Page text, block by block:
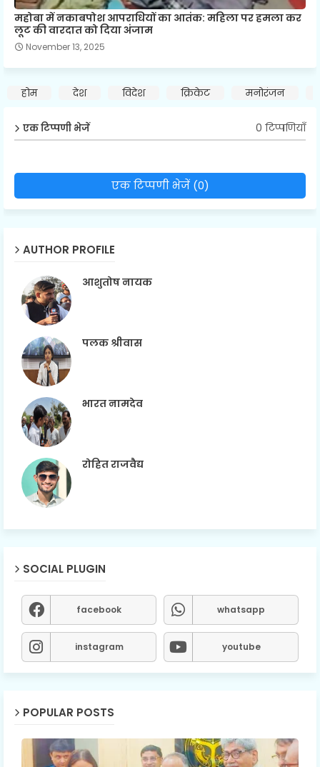
महोबा में नकाबपोश आपराधियों का आतंक: महिला पर हमला कर
लूट की वारदात को दिया अंजाम
November 13, 2025
होम देश विदेश क्रिकेट मनोरंजन
एक टिप्पणी भेजें 0 टिप्पणियाँ
एक टिप्पणी भेजें (0)
AUTHOR PROFILE
आशुतोष नायक
पलक श्रीवास
भारत नामदेव
रोहित राजवैद्य
SOCIAL PLUGIN
facebook whatsapp
instagram youtube
POPULAR POSTS